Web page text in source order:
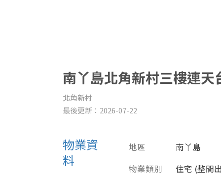
南丫島北角新村三樓連天
北角新村
最後更新：2026-07-22
物業資
料
地區
南丫島
物業類別
住宅 (整間